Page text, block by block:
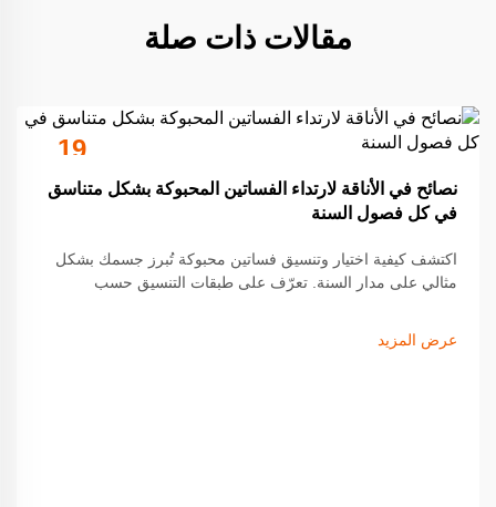
مقالات ذات صلة
19
Sep
نصائح في الأناقة لارتداء الفساتين المحبوكة بشكل متناسق
في كل فصول السنة
اكتشف كيفية اختيار وتنسيق فساتين محبوكة تُبرز جسمك بشكل
مثالي على مدار السنة. تعرّف على طبقات التنسيق حسب
عرض المزيد